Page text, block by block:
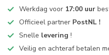
Werkdag voor 17:00 uur
Officieel partner PostNL !
Snelle levering !
Veilig en achteraf betalen